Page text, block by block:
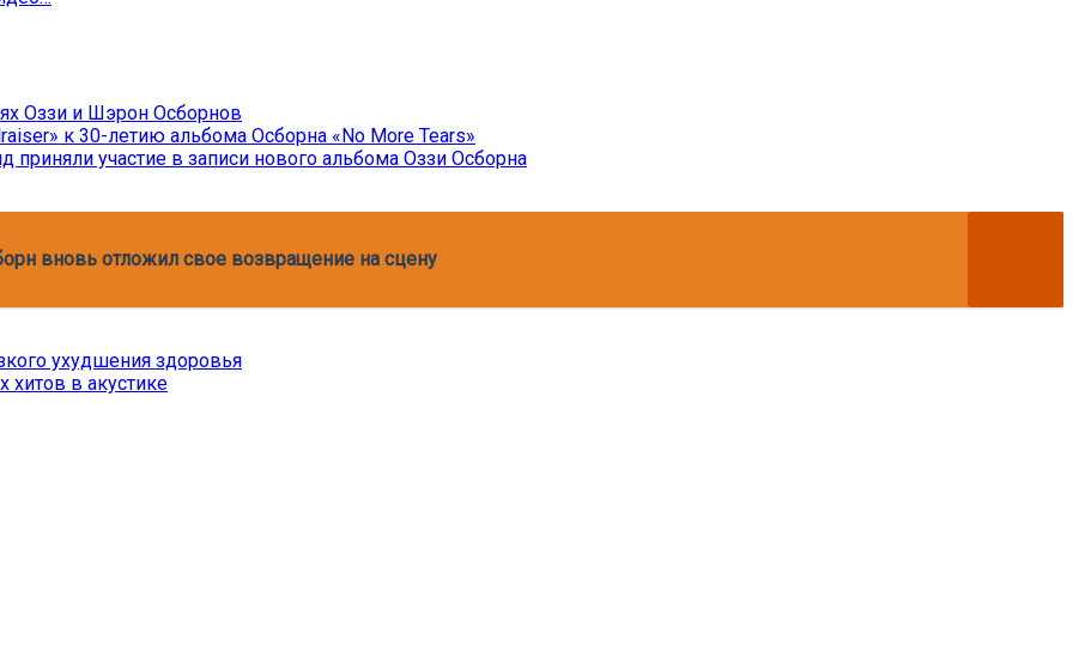
Оззи и Шэрон Осборнов
к 30-летию альбома Осборна «No More Tears»
участие в записи нового альбома Оззи Осборна
вновь отложил свое возвращение на сцену
ухудшения здоровья
в акустике